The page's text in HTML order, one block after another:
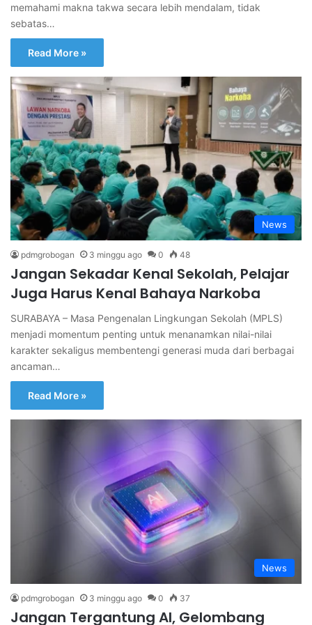
memahami makna takwa secara lebih mendalam, tidak
sebatas…
Read More »
News
pdmgrobogan 3 minggu ago 0 48
Jangan Sekadar Kenal Sekolah, Pelajar
Juga Harus Kenal Bahaya Narkoba
SURABAYA – Masa Pengenalan Lingkungan Sekolah (MPLS)
menjadi momentum penting untuk menanamkan nilai-nilai
karakter sekaligus membentengi generasi muda dari berbagai
ancaman…
Read More »
News
pdmgrobogan 3 minggu ago 0 37
Jangan Tergantung AI, Gelombang